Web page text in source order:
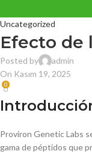
Uncategorized
Efecto de
Posted by
admin
On Kasım 19, 2025
0
Proviron Genetic Labs
gama de péptidos que